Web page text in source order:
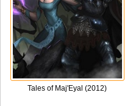
Tales of Maj'Eyal (2012)